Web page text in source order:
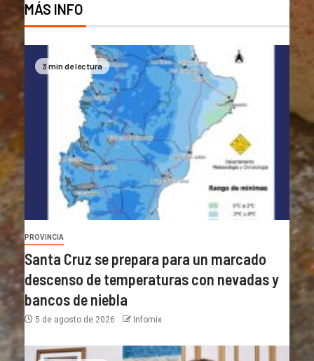
MÁS INFO
3 min de lectura
PROVINCIA
Santa Cruz se prepara para un marcado
descenso de temperaturas con nevadas y
bancos de niebla
5 de agosto de 2026 Infomix